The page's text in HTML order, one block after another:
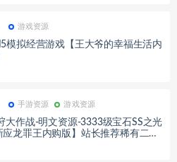
游戏资源
模拟经营游戏【王大爷的幸福生活内
手游资源 游戏资源
狩大作战-明文资源-3333级宝石SS之光
应龙罪王内购版】站长推荐稀有二次